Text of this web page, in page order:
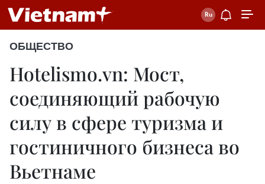
ОБЩЕСТВО
Hotelismo.vn: Мост,
соединяющий рабочую
силу в сфере туризма и
гостиничного бизнеса во
Вьетнаме